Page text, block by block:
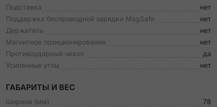
Подставка
нет
Поддержка беспроводной зарядки MagSafe
нет
Держатель
нет
Магнитное позиционирование
нет
Противоударный чехол
да
Усиленные углы
нет
ГАБАРИТЫ И ВЕС
Ширина (мм)
78